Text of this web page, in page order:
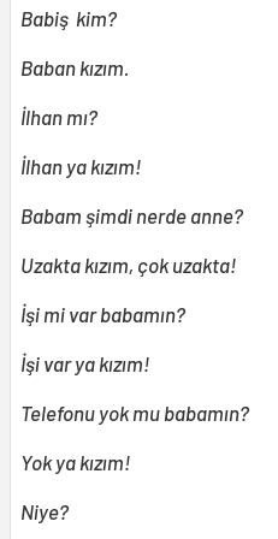
Babiş kim?
Baban kızım.
İlhan mı?
İlhan ya kızım!
Babam şimdi nerde anne?
Uzakta kızım, çok uzakta!
İşi mi var babamın?
İşi var ya kızım!
Telefonu yok mu babamın?
Yok ya kızım!
Niye?